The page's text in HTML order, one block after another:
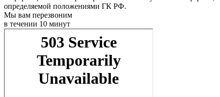
определяемой положениями ГК РФ.
Мы вам перезвоним
в течении 10 минут